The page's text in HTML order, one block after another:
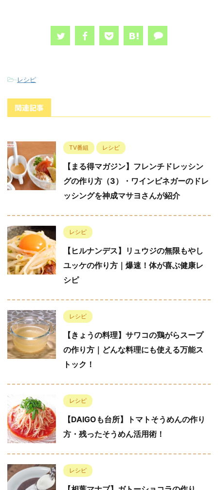
-レシピ
関連記事
TV番組 レシピ
【まる得マガジン】フレンチドレッシン
グの作り方（3）・ワインビネガーのドレ
ッシングを神成マサヨさんが紹介
レシピ
【ヒルナンデス】リュウジの無限もやし
ユッケの作り方｜爆速！体が喜ぶ健康レ
シピ
レシピ
【きょうの料理】サワコの鶏がらスープ
の作り方｜どんな料理にも使える万能ス
トック！
レシピ
【DAIGOも台所】トマトそうめんの作り
方・残ったそうめん活用術！
レシピ